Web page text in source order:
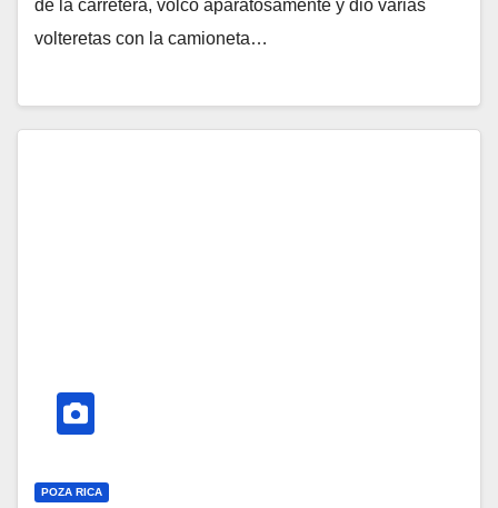
de la carretera, volcó aparatosamente y dio varias
volteretas con la camioneta…
POZA RICA